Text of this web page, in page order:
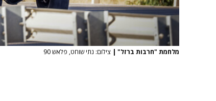
מלחמת "חרבות ברזל" | צילום: נתי שוחט, פלאש 90